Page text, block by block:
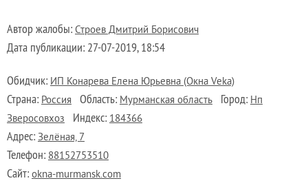
Автор жалобы: Строев Дмитрий Борисович
Дата публикации: 27-07-2019, 18:54
Обидчик: ИП Конарева Елена Юрьевна (Окна Veka)
Страна: Россия Область: Мурманская область Город: Нп
Зверосовхоз
Индекс: 184366
Адрес: Зелёная, 7
Телефон: 88152753510
Сайт: okna-murmansk.com